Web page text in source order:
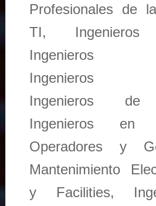
Profesionales de
TI, Ingenieros
Ingenieros
Ingenieros
Ingenieros de
Ingenieros en
Operadores y
Mantenimiento
y Facilities,